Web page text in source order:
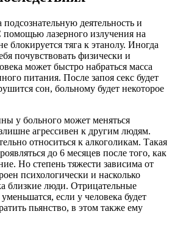
деятельность и
лазерного излучения на
блокируется тяга к этанолу. Иногда
почувствовать физически и
может быстро набраться масса
питания. После запоя секс будет
сон, больному будет некоторое
у больного может меняться
агрессивен к другим людям.
относиться к алкоголикам. Такая
до 6 месяцев после того, как
Но степень тяжести зависима от
психологически и насколько
близкие люди. Отрицательные
если у человека будет
пьянство, в этом также ему